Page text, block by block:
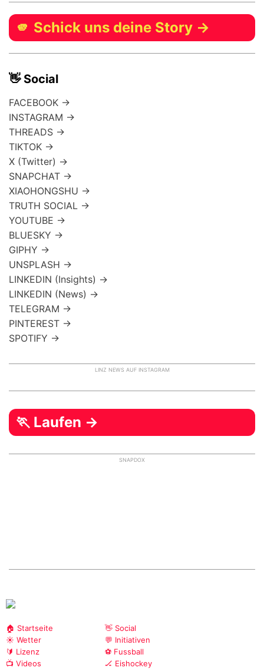
🫵 Schick uns deine Story →
👋 Social
FACEBOOK →
INSTAGRAM →
THREADS →
TIKTOK →
X (Twitter) →
SNAPCHAT →
XIAOHONGSHU →
TRUTH SOCIAL →
YOUTUBE →
BLUESKY →
GIPHY →
UNSPLASH →
LINKEDIN (Insights) →
LINKEDIN (News) →
TELEGRAM →
PINTEREST →
SPOTIFY →
LINZ NEWS AUF INSTAGRAM
🏃 Laufen →
SNAPDOX
🏠 Startseite
☀️ Wetter
🔰 Lizenz
📺 Videos
👋 Social
💬 Initiativen
⚽ Fussball
🏒 Eishockey